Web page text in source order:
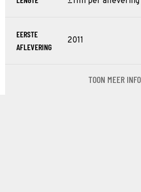
EERSTE
AFLEVERING
2011
TOON MEER INFO